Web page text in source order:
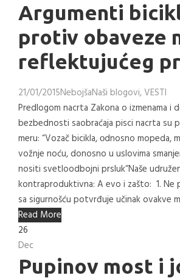
Argumenti
protiv obaveze
reflektujućeg
21/01/2015NebojšaNaši blogovi,VESTI
Predlogom nacrta Zakona o izmenama i
bezbednosti saobraćaja pisci nacrta su
meru: “Vozač bicikla, оdnosno mopeda,
vožnje noću, donosno u uslovima
nositi svetloodbojni prsluk“Naše
kontraproduktivna: A evo i zašto: 1. Ne
sa sigurnošću potvrđuje učinak ovakve
Read More
26
Dec
Pupinov most i